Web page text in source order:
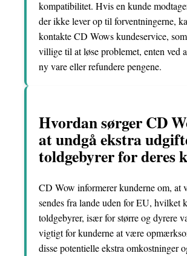
kompatibilitet. Hvis en kunde
der ikke lever op til forventningerne,
kontakte CD Wows kundeservice,
villige til at løse problemet, enten ved
ny vare eller refundere pengene.
Hvordan sørger CD
at undgå ekstra
toldgebyrer for deres
CD Wow informerer kunderne om, at
sendes fra lande uden for EU, hvilket
toldgebyrer, især for større og dyrere
vigtigt for kunderne at være
disse potentielle ekstra omkostninger